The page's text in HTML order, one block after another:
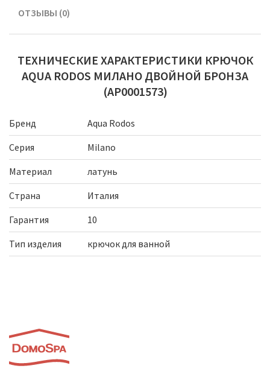
ОТЗЫВЫ (0)
ТЕХНИЧЕСКИЕ ХАРАКТЕРИСТИКИ КРЮЧОК
AQUA RODOS МИЛАНО ДВОЙНОЙ БРОНЗА
(АР0001573)
Бренд
Aqua Rodos
Серия
Milano
Материал
латунь
Страна
Италия
Гарантия
10
Тип изделия
крючок для ванной